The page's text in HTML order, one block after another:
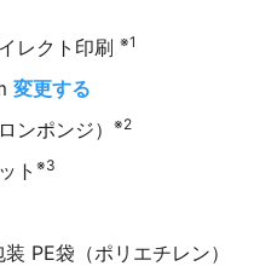
レクト印刷※1
変更する
ンポンジ）※2
ト※3
PE袋（ポリエチレン）